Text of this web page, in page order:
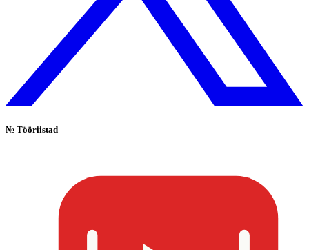
№ Tööriistad